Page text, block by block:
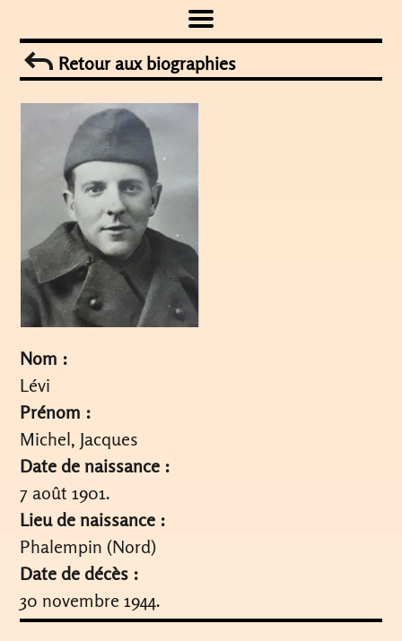
to
contentRetour aux biographies
Nom :
Lévi
Prénom :
Michel, Jacques
Date de naissance :
7 août 1901.
Lieu de naissance :
Phalempin (Nord)
Date de décès :
30 novembre 1944.